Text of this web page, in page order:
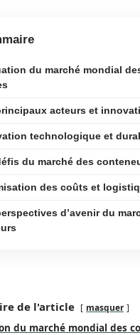
du marché mondial
acteurs et
technologique et
du marché des
des coûts et
d’avenir du
de l'article masquer
du marché mondial des